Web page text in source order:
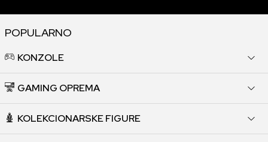
POPULARNO
KONZOLE
GAMING OPREMA
KOLEKCIONARSKE FIGURE